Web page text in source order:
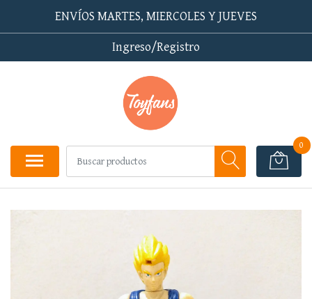
ENVÍOS MARTES, MIERCOLES Y JUEVES
Ingreso/Registro
0